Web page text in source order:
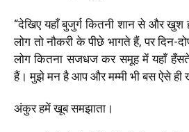
“देखिए यहाँ बुजुर्ग कितनी शान से और
लोग तो नौकरी के पीछे भागते हैं, पर दिन-
लोग कितना सजधज कर समूह में यहाँ
हैं। मुझे मन है आप और मम्मी भी बस ऐसे ही
अंकुर हमें खूब समझाता।